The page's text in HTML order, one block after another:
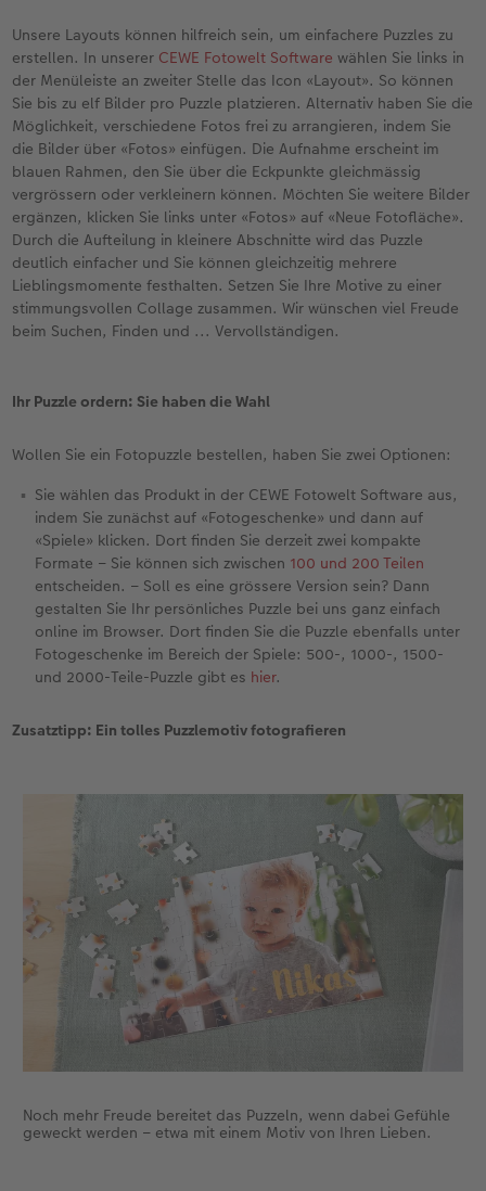
Unsere Layouts können hilfreich sein, um einfachere Puzzles zu
erstellen. In unserer CEWE Fotowelt Software wählen Sie links in
der Menüleiste an zweiter Stelle das Icon «Layout». So können
Sie bis zu elf Bilder pro Puzzle platzieren. Alternativ haben Sie die
Möglichkeit, verschiedene Fotos frei zu arrangieren, indem Sie
die Bilder über «Fotos» einfügen. Die Aufnahme erscheint im
blauen Rahmen, den Sie über die Eckpunkte gleichmässig
vergrössern oder verkleinern können. Möchten Sie weitere Bilder
ergänzen, klicken Sie links unter «Fotos» auf «Neue Fotofläche».
Durch die Aufteilung in kleinere Abschnitte wird das Puzzle
deutlich einfacher und Sie können gleichzeitig mehrere
Lieblingsmomente festhalten. Setzen Sie Ihre Motive zu einer
stimmungsvollen Collage zusammen. Wir wünschen viel Freude
beim Suchen, Finden und ... Vervollständigen.
Ihr Puzzle ordern: Sie haben die Wahl
Wollen Sie ein Fotopuzzle bestellen, haben Sie zwei Optionen:
Sie wählen das Produkt in der CEWE Fotowelt Software aus,
indem Sie zunächst auf «Fotogeschenke» und dann auf
«Spiele» klicken. Dort finden Sie derzeit zwei kompakte
Formate – Sie können sich zwischen 100 und 200 Teilen
entscheiden. – Soll es eine grössere Version sein? Dann
gestalten Sie Ihr persönliches Puzzle bei uns ganz einfach
online im Browser. Dort finden Sie die Puzzle ebenfalls unter
Fotogeschenke im Bereich der Spiele: 500-, 1000-, 1500-
und 2000-Teile-Puzzle gibt es hier.
Zusatztipp: Ein tolles Puzzlemotiv fotografieren
Noch mehr Freude bereitet das Puzzeln, wenn dabei Gefühle
geweckt werden – etwa mit einem Motiv von Ihren Lieben.